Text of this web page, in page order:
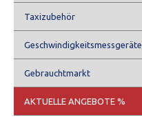
Taxizubehör
Geschwindigkeitsmessgeräte
Gebrauchtmarkt
AKTUELLE ANGEBOTE %